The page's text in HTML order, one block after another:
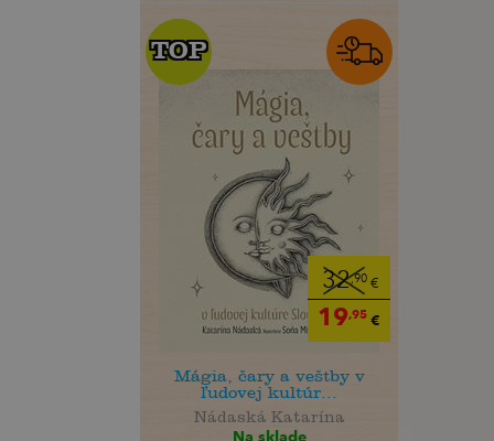
32,90€
19,95€
TOP
TOP
Mágia, čary a veštby v
ľudovej kultúr...
Nádaská Katarína
Na sklade